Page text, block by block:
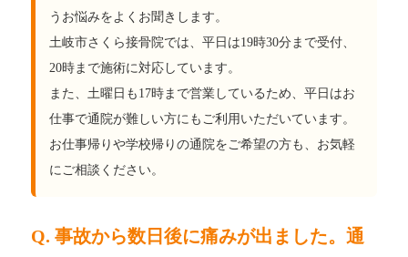
うお悩みをよくお聞きします。
土岐市さくら接骨院では、平日は19時30分まで受付、
20時まで施術に対応しています。
また、土曜日も17時まで営業しているため、平日はお
仕事で通院が難しい方にもご利用いただいています。
お仕事帰りや学校帰りの通院をご希望の方も、お気軽
にご相談ください。
Q. 事故から数日後に痛みが出ました。通